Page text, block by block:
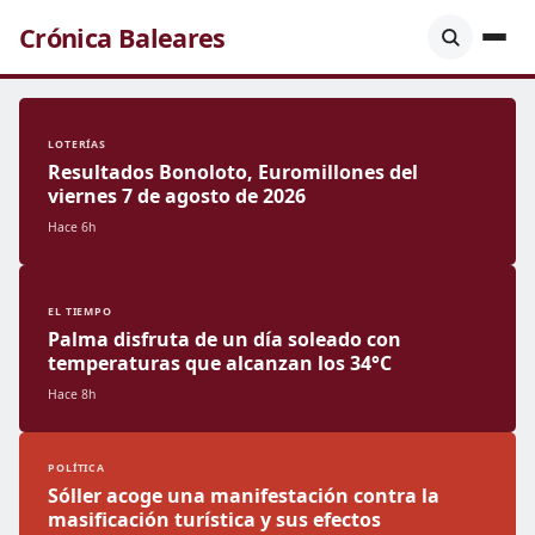
Crónica Baleares
LOTERÍAS
Resultados Bonoloto, Euromillones del
viernes 7 de agosto de 2026
Hace 6h
EL TIEMPO
Palma disfruta de un día soleado con
temperaturas que alcanzan los 34°C
Hace 8h
POLÍTICA
Sóller acoge una manifestación contra la
masificación turística y sus efectos